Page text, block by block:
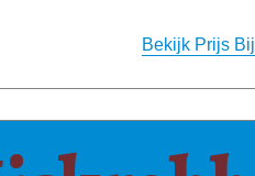
Bekijk Prijs